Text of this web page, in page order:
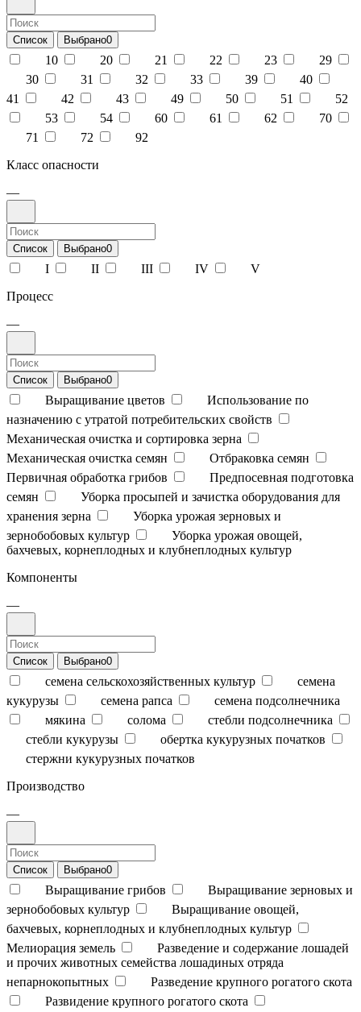
Список Выбрано0
10 20 21 22 23
29
30
31 32 33 39
40
41
42 43 49 50 51
52
53
54 60 61 62
70
71
72
92
Класс опасности
—
Список Выбрано0
I II III IV
V
Процесс
—
Список Выбрано0
Выращивание цветов
Использование по
назначению с утратой потребительских свойств
Механическая очистка и сортировка зерна
Механическая очистка семян
Отбраковка семян
Первичная обработка грибов
Предпосевная подготовка
семян
Уборка просыпей и зачистка оборудования для
хранения зерна
Уборка урожая зерновых и
зернобобовых культур
Уборка урожая овощей,
бахчевых, корнеплодных и клубнеплодных культур
Компоненты
—
Список Выбрано0
семена сельскохозяйственных культур
семена
кукурузы
семена рапса
семена подсолнечника
мякина
солома
стебли подсолнечника
стебли кукурузы
обертка кукурузных початков
стержни кукурузных початков
Производство
—
Список Выбрано0
Выращивание грибов
Выращивание зерновых и
зернобобовых культур
Выращивание овощей,
бахчевых, корнеплодных и клубнеплодных культур
Мелиорация земель
Разведение и содержание лошадей
и прочих животных семейства лошадиных отряда
непарнокопытных
Разведение крупного рогатого скота
Развидение крупного рогатого скота